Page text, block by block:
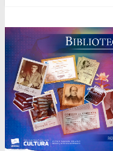
Modesta Bor
Gaceta Oficial de la
Caracas 09 de
Catálogo temático